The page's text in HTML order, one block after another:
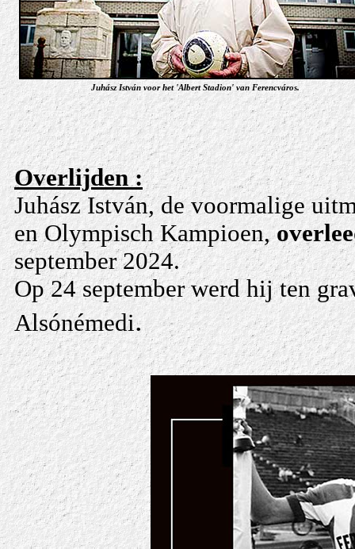
Juhász István voor het 'Albert Stadion' van Ferencváros.
Overlijden :
Juhász István, de voormalige
en Olympisch Kampioen,
september 2024.
Op 24 september werd hij ten
Alsónémedi.